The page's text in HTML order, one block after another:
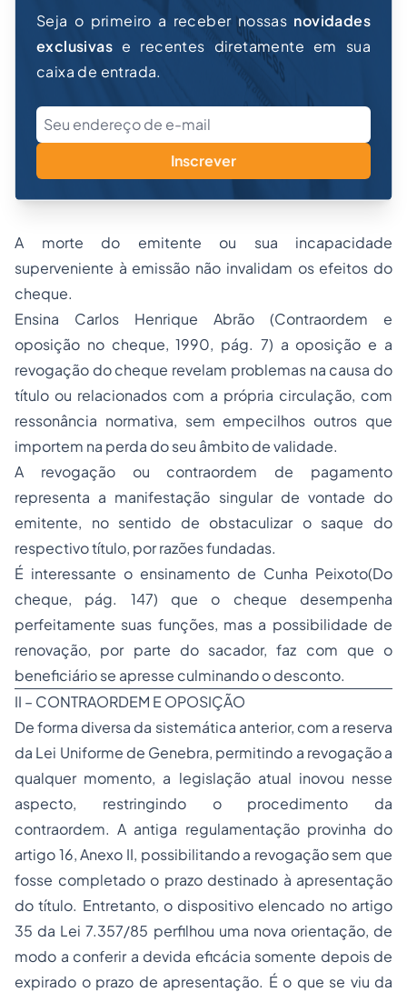
Seja o primeiro a receber nossas novidades
exclusivas e recentes diretamente em sua
caixa de entrada.
Inscrever
A morte do emitente ou sua incapacidade
superveniente à emissão não invalidam os efeitos do
cheque.
Ensina Carlos Henrique Abrão (Contraordem e
oposição no cheque, 1990, pág. 7) a oposição e a
revogação do cheque revelam problemas na causa do
título ou relacionados com a própria circulação, com
ressonância normativa, sem empecilhos outros que
importem na perda do seu âmbito de validade.
A revogação ou contraordem de pagamento
representa a manifestação singular de vontade do
emitente, no sentido de obstaculizar o saque do
respectivo título, por razões fundadas.
É interessante o ensinamento de Cunha Peixoto(Do
cheque, pág. 147) que o cheque desempenha
perfeitamente suas funções, mas a possibilidade de
renovação, por parte do sacador, faz com que o
beneficiário se apresse culminando o desconto.
II – CONTRAORDEM E OPOSIÇÃO
De forma diversa da sistemática anterior, com a reserva
da Lei Uniforme de Genebra, permitindo a revogação a
qualquer momento, a legislação atual inovou nesse
aspecto, restringindo o procedimento da
contraordem. A antiga regulamentação provinha do
artigo 16, Anexo II, possibilitando a revogação sem que
fosse completado o prazo destinado à apresentação
do título. Entretanto, o dispositivo elencado no artigo
35 da Lei 7.357/85 perfilhou uma nova orientação, de
modo a conferir a devida eficácia somente depois de
expirado o prazo de apresentação. É o que se viu da